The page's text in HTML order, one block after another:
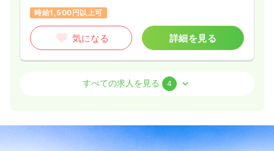
時給1,500円以上可
気になる 詳細を見る
正・准看護師
給与 20.9〜28.8 万円/月
賞与3ヶ月
（休憩60分）
すべての求人を見る 4